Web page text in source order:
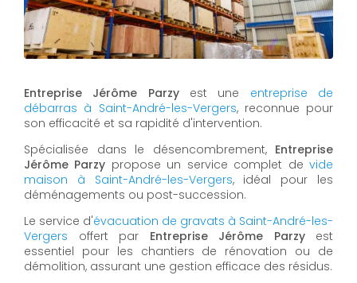
Entreprise Jérôme Parzyest une entreprise de
débarras à Saint-André-les-Vergers, reconnue pour
son efficacité et sa rapidité d'intervention.
Spécialisée dans le désencombrement, Entreprise
Jérôme Parzy propose un service complet devide
maison à Saint-André-les-Vergers, idéal pour les
déménagements ou post-succession.
Le service d'évacuation de gravats à Saint-André-les-
Vergers offert par Entreprise Jérôme Parzyest
essentiel pour les chantiers de rénovation ou de
démolition, assurant une gestion efficace des résidus.